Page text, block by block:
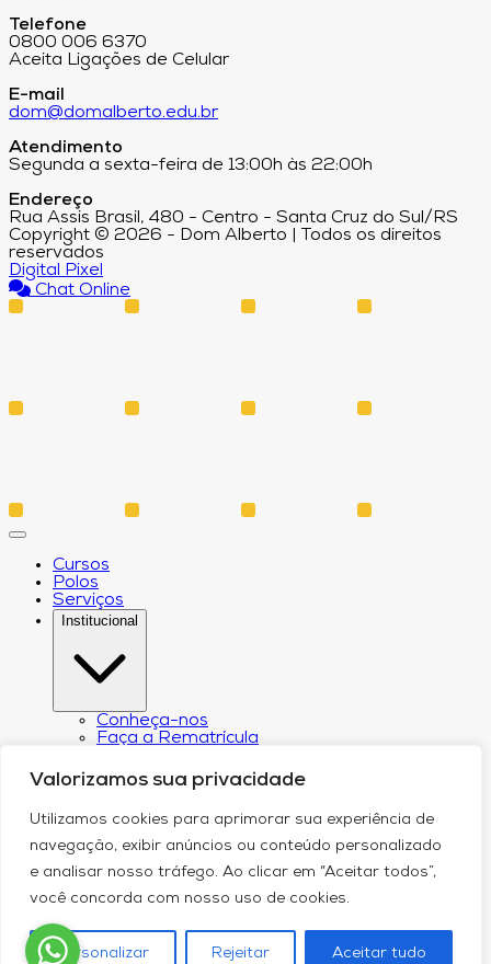
Valorizamos sua privacidade
Utilizamos cookies para aprimorar sua experiência de
navegação, exibir anúncios ou conteúdo personalizado
e analisar nosso tráfego. Ao clicar em “Aceitar todos”,
você concorda com nosso uso de cookies.
Personalizar Rejeitar Aceitar tudo
Telefone
0800 006 6370
Aceita Ligações de Celular
E-mail
dom@domalberto.edu.br
Atendimento
Segunda a sexta-feira de 13:00h às 22:00h
Endereço
Rua Assis Brasil, 480 - Centro - Santa Cruz do Sul/RS
Copyright © 2026 - Dom Alberto | Todos os direitos
reservados
Digital Pixel
Chat Online
Cursos
Polos
Serviços
Institucional
Conheça-nos
Faça a Rematrícula
Estatuto e Regimento
Regulamento Extraordinário Aproveitamento
Política de Privacidade
Egressos
Núcleo de Prática Jurídica
Revistas
Relatório de Transparência Salarial
Canal de Comunicação do DPO